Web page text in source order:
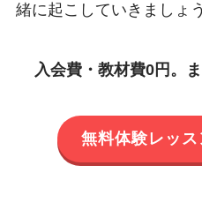
緒に起こしていきましょう
入会費・教材費0円。
無料体験レッ